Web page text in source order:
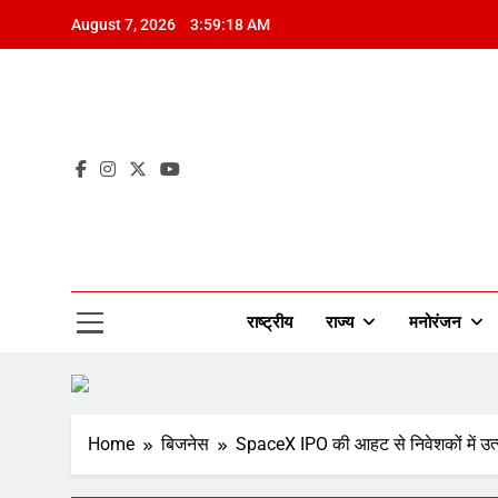
August 7, 2026 3:59:19 AM
राष्ट्रीय राज्य मनोरंजन
Home बिजनेस SpaceX IPO की आहट से निवेशकों में